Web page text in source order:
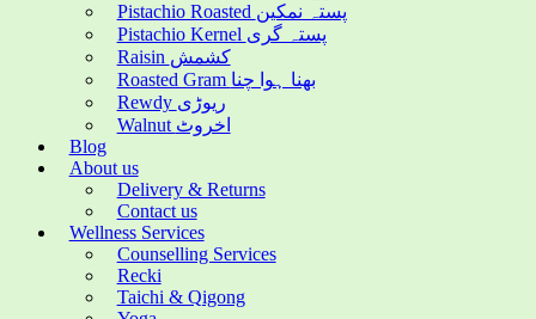
Pistachio Roasted پستہ نمکین
Pistachio Kernel پستہ گری
Raisin کشمش
Roasted Gram بھنا ہوا چنا
Rewdy ریوڑی
Walnut اخروٹ
Blog
About us
Delivery & Returns
Contact us
Wellness Services
Counselling Services
Recki
Taichi & Qigong